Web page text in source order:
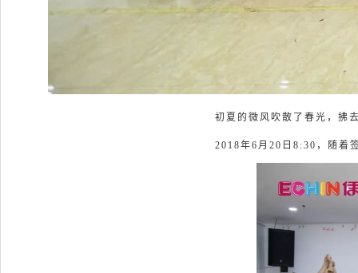
初夏的微风吹散了春光， 拂
2018年6月20日8:30，随着